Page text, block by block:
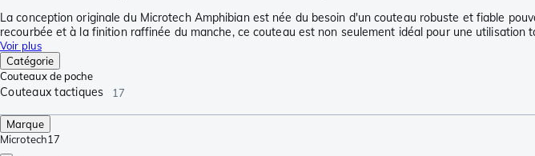
La conception originale du Microtech Amphibian est née du besoin d'un couteau robuste et fiable
recourbée et à la finition raffinée du manche, ce couteau est non seulement idéal pour une
Voir plus
Catégorie
Couteaux de poche
Couteaux tactiques 17
Marque
Microtech17